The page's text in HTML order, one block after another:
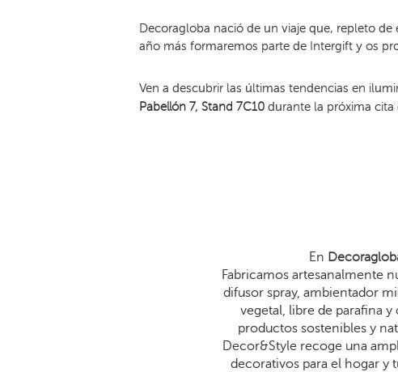
Decoragloba nació de un viaje que, repleto
año más formaremos parte de Intergift y os
Ven a descubrir las últimas tendencias en
Pabellón 7, Stand 7C10 durante la próxima cita
En
Fabricamos artesanalmente
difusor spray, ambientador
vegetal, libre de parafina
productos sostenibles y
Decor&Style recoge una
decorativos para el hogar y